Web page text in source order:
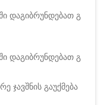
დაგიბრუნდებათ გ
დაგიბრუნდებათ გ
ჯავშნის გაუქმება